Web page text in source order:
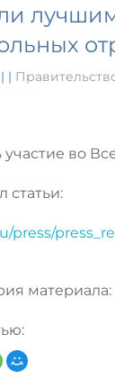
| |
во
статьи:
press/
материала: